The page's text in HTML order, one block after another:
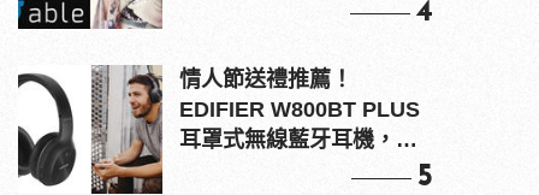
4
情人節送禮推薦！
EDIFIER W800BT PLUS
耳罩式無線藍牙耳機，在
5